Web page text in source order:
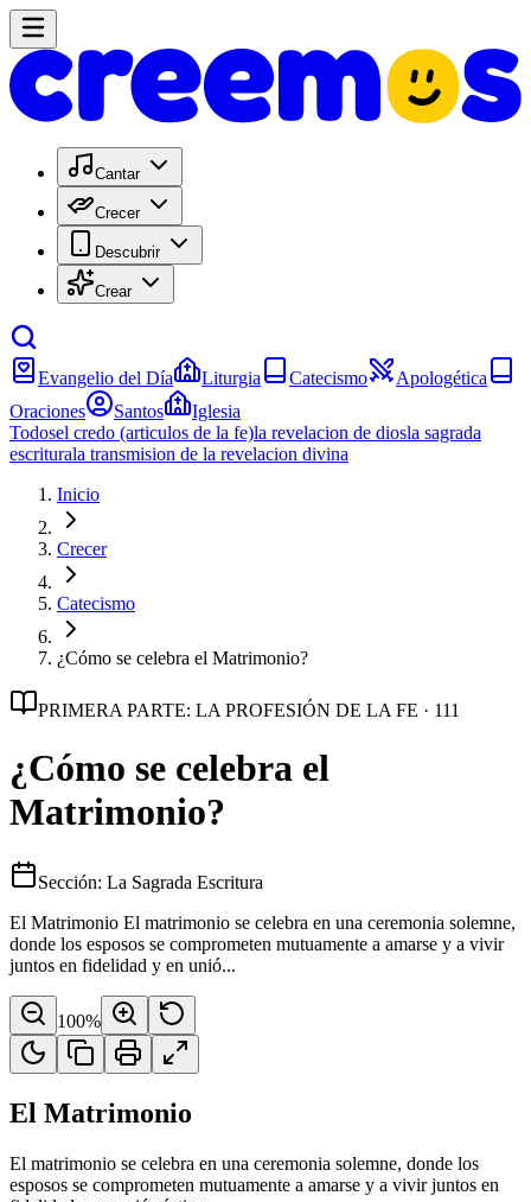
Cantar
Crecer
Descubrir
Crear
Evangelio del Día Liturgia Catecismo
Apologética
Oraciones
Santos
Iglesia
Todosel credo (articulos de la fe)la revelacion de diosla sagrada
escriturala transmision de la revelacion divina
Inicio
Crecer
Catecismo
¿Cómo se celebra el Matrimonio?
PRIMERA PARTE: LA PROFESIÓN DE LA FE · 111
¿Cómo se celebra el
Matrimonio?
Sección: La Sagrada Escritura
El Matrimonio El matrimonio se celebra en una ceremonia solemne,
donde los esposos se comprometen mutuamente a amarse y a vivir
juntos en fidelidad y en unió...
100%
El Matrimonio
El matrimonio se celebra en una ceremonia solemne, donde los
esposos se comprometen mutuamente a amarse y a vivir juntos en